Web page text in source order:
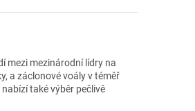
mezi mezinárodní lídry na
a záclonové voály v téměř
také výběr pečlivě